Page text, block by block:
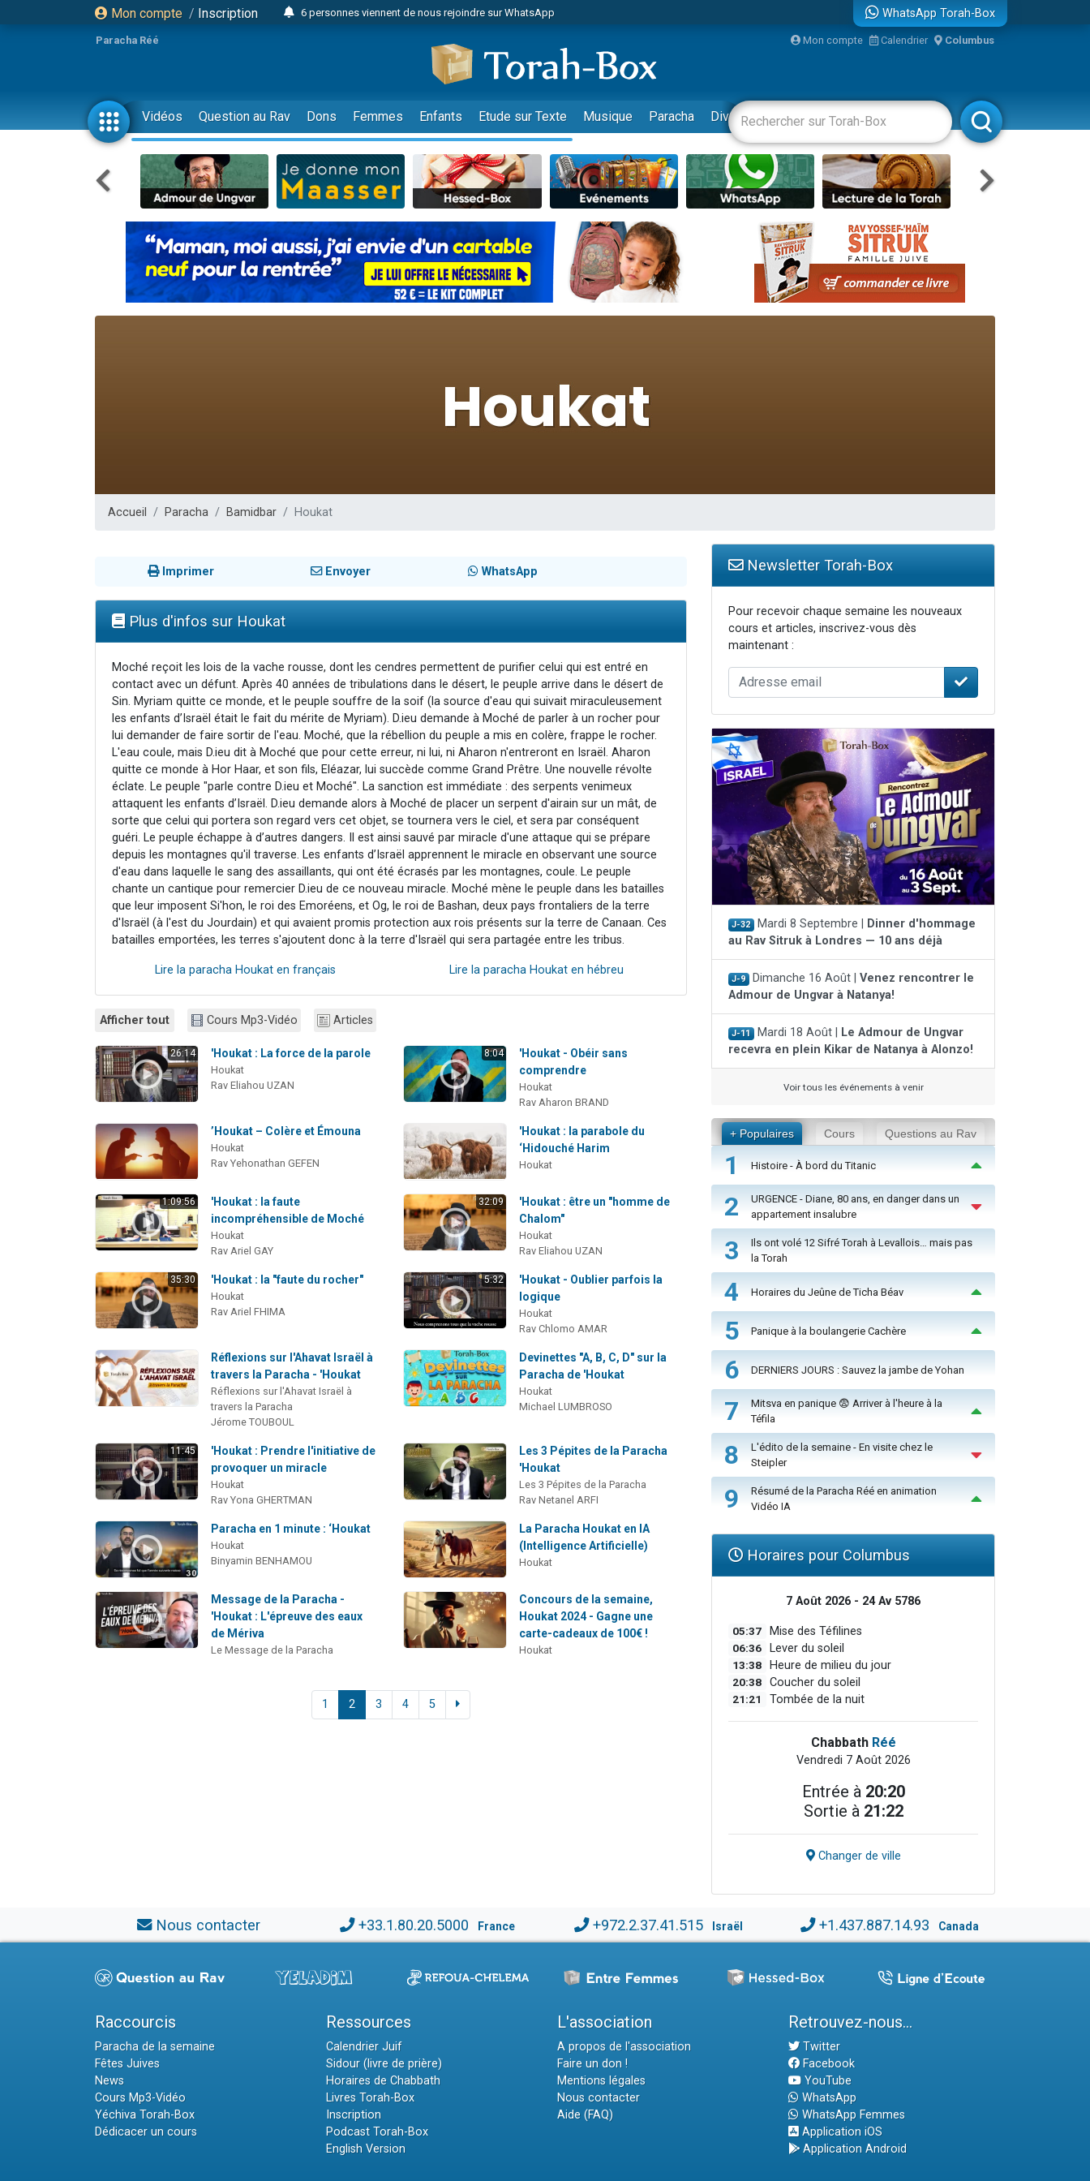
Mon compte / Inscription
6 personnes viennent de nous rejoindre sur WhatsApp
2 personnes viennent de faire un don pour 1 Journée de Vacances Pour les Enfants
17 personnes viennent de demander une bénédiction
4 personnes viennent de nous rejoindre sur WhatsApp
Il reste 49 places pour étudier en groupe sur Zoom
23 personnes viennent de faire un don pour Diane, 80 ans, dans un appartement insalubre
Eva vient de donner son Maasser
4 personnes viennent de nous rejoindre sur WhatsApp
3 personnes viennent de nous rejoindre sur WhatsApp
3 personnes viennent de faire un don pour 5 jours de vacances aux Orphelins
Odaya vient de donner son Maasser
13 personnes viennent de demander une bénédiction
12 nouvelles musiques dans Torah-Box Music
3 personnes viennent de nous rejoindre sur WhatsApp
WhatsApp Torah-Box
Paracha Réé Mon compte Calendrier Columbus
Vidéos Question au Rav Dons Femmes Enfants Etude sur Texte Musique Paracha Divertissements Livres Rabbanim
Accueil Paracha Bamidbar Houkat
Imprimer Envoyer WhatsApp
Plus d'infos sur Houkat
Moché reçoit les lois de la vache rousse, dont les cendres permettent de purifier celui qui est entré en
contact avec un défunt. Après 40 années de tribulations dans le désert, le peuple arrive dans le désert de
Sin. Myriam quitte ce monde, et le peuple souffre de la soif (la source d'eau qui suivait miraculeusement
les enfants d’Israël était le fait du mérite de Myriam). D.ieu demande à Moché de parler à un rocher pour
lui demander de faire sortir de l'eau. Moché, que la rébellion du peuple a mis en colère, frappe le rocher.
L'eau coule, mais D.ieu dit à Moché que pour cette erreur, ni lui, ni Aharon n'entreront en Israël. Aharon
quitte ce monde à Hor Haar, et son fils, Eléazar, lui succède comme Grand Prêtre. Une nouvelle révolte
éclate. Le peuple "parle contre D.ieu et Moché". La sanction est immédiate : des serpents venimeux
attaquent les enfants d’Israël. D.ieu demande alors à Moché de placer un serpent d'airain sur un mât, de
sorte que celui qui portera son regard vers cet objet, se tournera vers le ciel, et sera par conséquent
guéri. Le peuple échappe à d’autres dangers. Il est ainsi sauvé par miracle d'une attaque qui se prépare
depuis les montagnes qu'il traverse. Les enfants d’Israël apprennent le miracle en observant une source
d'eau dans laquelle le sang des assaillants, qui ont été écrasés par les montagnes, coule. Le peuple
chante un cantique pour remercier D.ieu de ce nouveau miracle. Moché mène le peuple dans les batailles
que leur imposent Si'hon, le roi des Emoréens, et Og, le roi de Bashan, deux pays frontaliers de la terre
d'Israël (à l'est du Jourdain) et qui avaient promis protection aux rois présents sur la terre de Canaan. Ces
batailles emportées, les terres s'ajoutent donc à la terre d'Israël qui sera partagée entre les tribus.
Lire la paracha Houkat en français Lire la paracha Houkat en hébreu
Afficher tout Cours Mp3-Vidéo Articles
26:14 'Houkat : La force de la parole
Houkat
Rav Eliahou UZAN
8:04
'Houkat - Obéir sans
comprendre
Houkat
Rav Aharon BRAND
’Houkat – Colère et Émouna
Houkat
Rav Yehonathan GEFEN
'Houkat : la parabole du
‘Hidouché Harim
Houkat
1:09:56
'Houkat : la faute
incompréhensible de Moché
Houkat
Rav Ariel GAY
32:09
'Houkat : être un "homme de
Chalom"
Houkat
Rav Eliahou UZAN
35:30 'Houkat : la "faute du rocher"
Houkat
Rav Ariel FHIMA
5:32
'Houkat - Oublier parfois la
logique
Houkat
Rav Chlomo AMAR
Réflexions sur l'Ahavat Israël à
travers la Paracha - 'Houkat
Réflexions sur l'Ahavat Israël à
travers la Paracha
Jérome TOUBOUL
Devinettes "A, B, C, D" sur la
Paracha de 'Houkat
Houkat
Michael LUMBROSO
11:45
'Houkat : Prendre l'initiative de
provoquer un miracle
Houkat
Rav Yona GHERTMAN
Les 3 Pépites de la Paracha
'Houkat
Les 3 Pépites de la Paracha
Rav Netanel ARFI
Paracha en 1 minute : ‘Houkat
Houkat
Binyamin BENHAMOU
La Paracha Houkat en IA
(Intelligence Artificielle)
Houkat
Message de la Paracha -
'Houkat : L'épreuve des eaux
de Mériva
Le Message de la Paracha
Concours de la semaine,
Houkat 2024 - Gagne une
carte-cadeaux de 100€ !
Houkat
1 2 3 4 5
Newsletter Torah-Box
Pour recevoir chaque semaine les nouveaux
cours et articles, inscrivez-vous dès
maintenant :
J-32 Mardi 8 Septembre |
Dinner d'hommage
au Rav Sitruk à Londres — 10 ans déjà
J-9 Dimanche 16 Août | Venez rencontrer le
Admour de Ungvar à Natanya!
J-11 Mardi 18 Août |
Le Admour de Ungvar
recevra en plein Kikar de Natanya à Alonzo!
Voir tous les événements à venir
+ Populaires Cours Questions au Rav
1 Histoire - À bord du Titanic
2
URGENCE - Diane, 80 ans, en danger dans un
appartement insalubre
3
Ils ont volé 12 Sifré Torah à Levallois… mais pas
la Torah
4 Horaires du Jeûne de Ticha Béav
5 Panique à la boulangerie Cachère
6 DERNIERS JOURS : Sauvez la jambe de Yohan
7
Mitsva en panique 😨 Arriver à l'heure à la
Téfila
8
L'édito de la semaine - En visite chez le
Steipler
9
Résumé de la Paracha Réé en animation
Vidéo IA
Horaires pour Columbus
7 Août 2026 - 24 Av 5786
05:37 Mise des Téfilines
06:36 Lever du soleil
13:38 Heure de milieu du jour
20:38 Coucher du soleil
21:21 Tombée de la nuit
Chabbath Réé
Vendredi 7 Août 2026
Entrée à 20:20
Sortie à 21:22
Changer de ville
Nous contacter +33.1.80.20.5000 France +972.2.37.41.515 Israël +1.437.887.14.93 Canada
Raccourcis
Paracha de la semaine
Fêtes Juives
News
Cours Mp3-Vidéo
Yéchiva Torah-Box
Dédicacer un cours
Ressources
Calendrier Juif
Sidour (livre de prière)
Horaires de Chabbath
Livres Torah-Box
Inscription
Podcast Torah-Box
English Version
L'association
A propos de l'association
Faire un don !
Mentions légales
Nous contacter
Aide (FAQ)
Retrouvez-nous...
Twitter
Facebook
YouTube
WhatsApp
WhatsApp Femmes
Application iOS
Application Android